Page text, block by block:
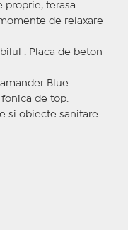
proprie, terasa
de relaxare
. Placa de beton
Blue
de top.
si obiecte sanitare